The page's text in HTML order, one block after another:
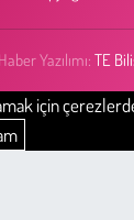
Haber Yazılımı: TE
için